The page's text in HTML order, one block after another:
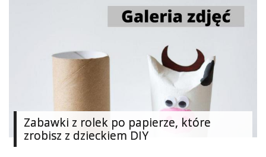
Soutache
Zabawki z rolek po papierze, które
zrobisz z dzieckiem DIY